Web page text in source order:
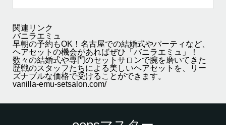
関連リンク
バニラエミュ
早朝の予約もOK！名古屋での結婚式やパーティなど、
ヘアセットの機会があればぜひ「バニラエミュ」！
数々の結婚式や専門のセットサロンで腕を磨いてきた
歴戦のスタッフたちによる美しいヘアセットを、リー
ズナブルな価格で受けることができます。
vanilla-emu-setsalon.com/